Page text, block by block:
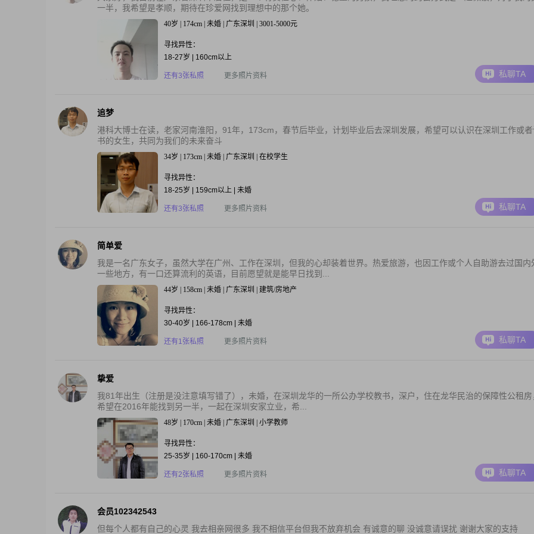
一半，我希望是孝顺，期待在珍爱网找到理想中的那个她。
40岁 | 174cm | 未婚 | 广东深圳 | 3001-5000元
寻找异性：
18-27岁 | 160cm以上
还有3张私照 更多照片资料 私聊TA
追梦
港科大博士在读，老家河南淮阳，91年，173cm，春节后毕业，计划毕业后去深圳发展，希望可以认识在深圳工作或
书的女生，共同为我们的未来奋斗
34岁 | 173cm | 未婚 | 广东深圳 | 在校学生
寻找异性：
18-25岁 | 159cm以上 | 未婚
还有3张私照 更多照片资料 私聊TA
简单爱
我是一名广东女子，虽然大学在广州、工作在深圳，但我的心却装着世界。热爱旅游，也因工作或个人自助游去过国内
一些地方，有一口还算流利的英语，目前愿望就是能早日找到...
44岁 | 158cm | 未婚 | 广东深圳 | 建筑/房地产
寻找异性：
30-40岁 | 166-178cm | 未婚
还有1张私照 更多照片资料 私聊TA
挚爱
我81年出生（注册是没注意填写错了），未婚，在深圳龙华的一所公办学校教书，深户，住在龙华民治的保障性公租房
希望在2016年能找到另一半，一起在深圳安家立业，希...
48岁 | 170cm | 未婚 | 广东深圳 | 小学教师
寻找异性：
25-35岁 | 160-170cm | 未婚
还有2张私照 更多照片资料 私聊TA
会员102342543
但每个人都有自己的心灵 我去相亲网很多 我不相信平台但我不放弃机会 有诚意的聊 没诚意请误扰 谢谢大家的支持